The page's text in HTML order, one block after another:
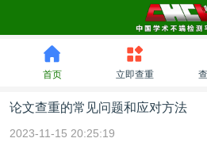
首页 立即查重
论文查重的常见问题和应对方法
2023-11-15 20:25:19